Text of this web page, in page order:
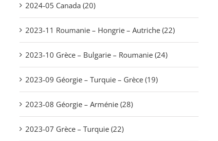
2024-05 Canada (20)
2023-11 Roumanie – Hongrie – Autriche (22)
2023-10 Grèce – Bulgarie – Roumanie (24)
2023-09 Géorgie – Turquie – Grèce (19)
2023-08 Géorgie – Arménie (28)
2023-07 Grèce – Turquie (22)